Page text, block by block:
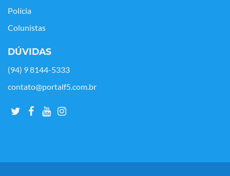
Polícia
Colunistas
DÚVIDAS
(94) 9 8144-5333
contato@portalf5.com.br